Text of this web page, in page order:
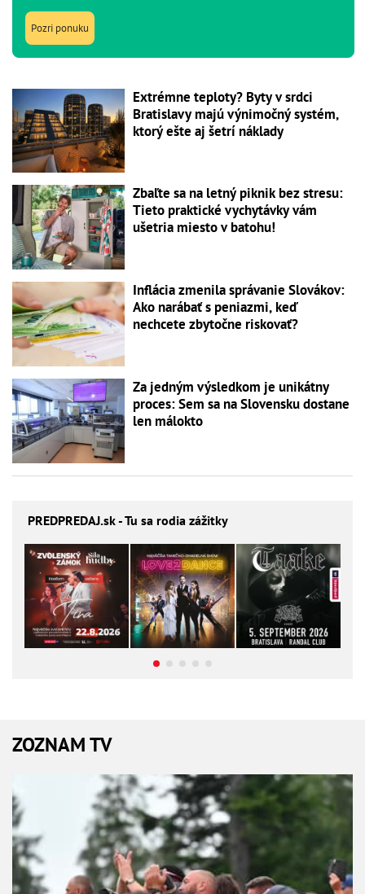
Pozri ponuku
Extrémne teploty? Byty v srdci
Bratislavy majú výnimočný systém,
ktorý ešte aj šetrí náklady
Zbaľte sa na letný piknik bez stresu:
Tieto praktické vychytávky vám
ušetria miesto v batohu!
Inflácia zmenila správanie Slovákov:
Ako narábať s peniazmi, keď
nechcete zbytočne riskovať?
Za jedným výsledkom je unikátny
proces: Sem sa na Slovensku dostane
len málokto
PREDPREDAJ.sk - Tu sa rodia zážitky
ZOZNAM TV